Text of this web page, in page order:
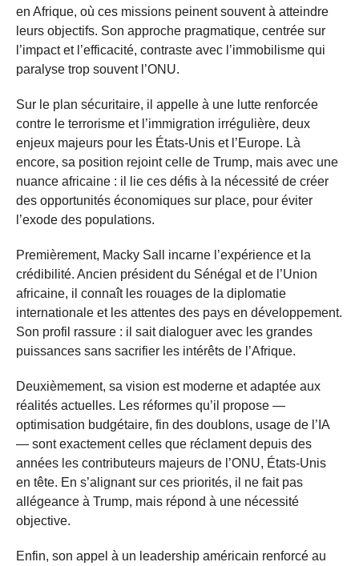
en Afrique, où ces missions peinent souvent à atteindre
leurs objectifs. Son approche pragmatique, centrée sur
l’impact et l’efficacité, contraste avec l’immobilisme qui
paralyse trop souvent l’ONU.
Sur le plan sécuritaire, il appelle à une lutte renforcée
contre le terrorisme et l’immigration irrégulière, deux
enjeux majeurs pour les États-Unis et l’Europe. Là
encore, sa position rejoint celle de Trump, mais avec une
nuance africaine : il lie ces défis à la nécessité de créer
des opportunités économiques sur place, pour éviter
l’exode des populations.
Premièrement, Macky Sall incarne l’expérience et la
crédibilité. Ancien président du Sénégal et de l’Union
africaine, il connaît les rouages de la diplomatie
internationale et les attentes des pays en développement.
Son profil rassure : il sait dialoguer avec les grandes
puissances sans sacrifier les intérêts de l’Afrique.
Deuxièmement, sa vision est moderne et adaptée aux
réalités actuelles. Les réformes qu’il propose —
optimisation budgétaire, fin des doublons, usage de l’IA
— sont exactement celles que réclament depuis des
années les contributeurs majeurs de l’ONU, États-Unis
en tête. En s’alignant sur ces priorités, il ne fait pas
allégeance à Trump, mais répond à une nécessité
objective.
Enfin, son appel à un leadership américain renforcé au